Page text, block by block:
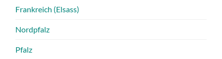
Frankreich (Elsass)
Nordpfalz
Pfalz